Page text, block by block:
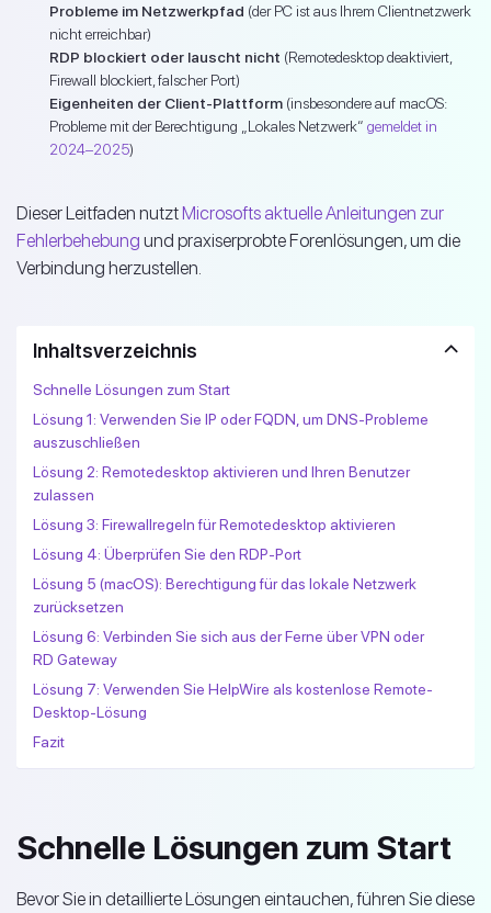
Probleme im Netzwerkpfad (der PC ist aus Ihrem Clientnetzwerk
nicht erreichbar)
RDP blockiert oder lauscht nicht (Remotedesktop deaktiviert,
Firewall blockiert, falscher Port)
Eigenheiten der Client-Plattform (insbesondere auf macOS:
Probleme mit der Berechtigung „Lokales Netzwerk“ gemeldet in
2024–2025)
Dieser Leitfaden nutztMicrosofts aktuelle Anleitungen zur
Fehlerbehebung und praxiserprobte Forenlösungen, um die
Verbindung herzustellen.
Inhaltsverzeichnis
Schnelle Lösungen zum Start
Lösung 1: Verwenden Sie IP oder FQDN, um DNS-Probleme
auszuschließen
Lösung 2: Remotedesktop aktivieren und Ihren Benutzer
zulassen
Lösung 3: Firewallregeln für Remotedesktop aktivieren
Lösung 4: Überprüfen Sie den RDP-Port
Lösung 5 (macOS): Berechtigung für das lokale Netzwerk
zurücksetzen
Lösung 6: Verbinden Sie sich aus der Ferne über VPN oder
RD Gateway
Lösung 7: Verwenden Sie HelpWire als kostenlose Remote-
Desktop-Lösung
Fazit
Schnelle Lösungen zum Start
Bevor Sie in detaillierte Lösungen eintauchen, führen Sie diese